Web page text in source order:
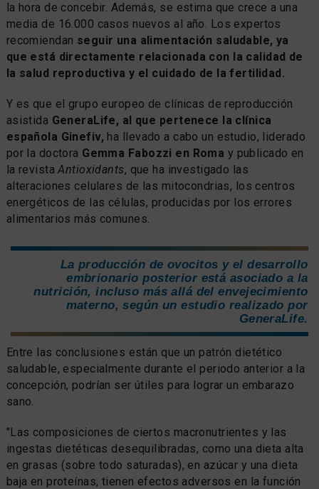
la hora de concebir. Además, se estima que crece a una
media de 16.000 casos nuevos al año. Los expertos
recomiendan seguir una alimentación saludable, ya
que está directamente relacionada con la calidad de
la salud reproductiva y el cuidado de la fertilidad.
Y es que el grupo europeo de clínicas de reproducción
asistida GeneraLife, al que pertenece la clínica
española Ginefiv, ha llevado a cabo un estudio, liderado
por la doctora Gemma Fabozzi en Roma y publicado en
la revistaAntioxidants, que ha investigado las
alteraciones celulares de las mitocondrias, los centros
energéticos de las células, producidas por los errores
alimentarios más comunes.
La producción de ovocitos y el desarrollo
embrionario posterior está asociado a la
nutrición, incluso más allá del envejecimiento
materno, según un estudio realizado por
GeneraLife.
Entre las conclusiones están que un patrón dietético
saludable, especialmente durante el periodo anterior a la
concepción, podrían ser útiles para lograr un embarazo
sano.
"Las composiciones de ciertos macronutrientes y las
ingestas dietéticas desequilibradas, como una dieta alta
en grasas (sobre todo saturadas), en azúcar y una dieta
baja en proteínas, tienen efectos adversos en la función